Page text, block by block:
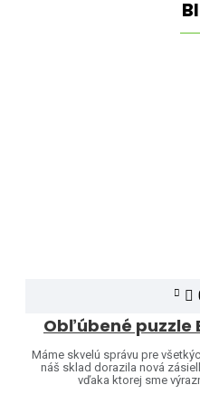
Máme skvelú správu pre
náš sklad dorazila nová
vďaka ktorej sme